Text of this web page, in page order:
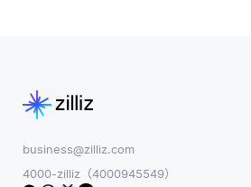
business@zilliz.com
4000-zilliz（4000945549）